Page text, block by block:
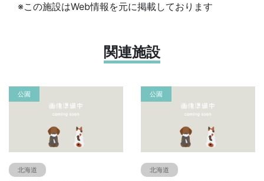
※この施設はWeb情報を元に掲載しております
関連施設
公園
北海道
公園
北海道